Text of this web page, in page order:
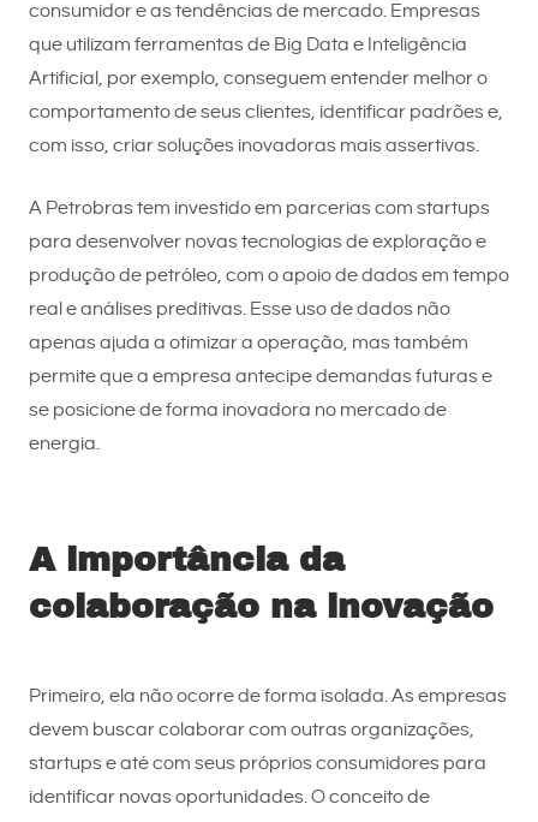
consumidor e as tendências de mercado. Empresas
que utilizam ferramentas de Big Data e Inteligência
Artificial, por exemplo, conseguem entender melhor o
comportamento de seus clientes, identificar padrões e,
com isso, criar soluções inovadoras mais assertivas.
A Petrobras tem investido em parcerias com startups
para desenvolver novas tecnologias de exploração e
produção de petróleo, com o apoio de dados em tempo
real e análises preditivas. Esse uso de dados não
apenas ajuda a otimizar a operação, mas também
permite que a empresa antecipe demandas futuras e
se posicione de forma inovadora no mercado de
energia.
A importância da
colaboração na inovação
Primeiro, ela não ocorre de forma isolada. As empresas
devem buscar colaborar com outras organizações,
startups e até com seus próprios consumidores para
identificar novas oportunidades. O conceito de